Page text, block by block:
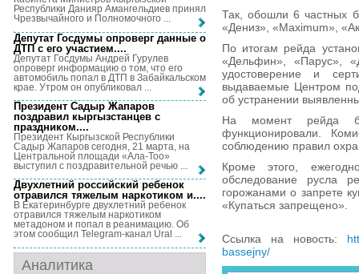
Так, обошли 6 частных
«Дениз», «Maximum»,
По итогам рейда
«Дельфин», «Парус»,
удостоверение и
выдаваемые Центром
об устранении
На момент рейда
функционировали.
соблюдению правил
Кроме этого,
обследование русла
горожанами о запрете
«Купаться запрещено».
Ссылка на новость:
bassejny/
Республики Данияр Амангельдиев принял
Чрезвычайного и Полномочного ...
Депутат Госдумы опроверг данные о
ДТП с его участием....
Депутат Госдумы Андрей Гурулев
опроверг информацию о том, что его
автомобиль попал в ДТП в Забайкальском
крае. Утром он опубликовал ...
Президент Садыр Жапаров
поздравил кыргызстанцев с
праздником....
Президент Кыргызской Республики
Садыр Жапаров сегодня, 21 марта, на
Центральной площади «Ала-Тоо»
выступил с поздравительной речью ...
Двухлетний российский ребенок
отравился тяжелым наркотиком и....
В Екатеринбурге двухлетний ребенок
отравился тяжелым наркотиком
метадоном и попал в реанимацию. Об
этом сообщил Telegram-канал Ural ...
Аналитика